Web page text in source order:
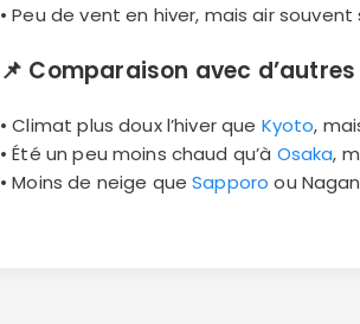
• Peu de vent en hiver, mais air souvent
📌 Comparaison avec
• Climat plus doux l’hiver que Kyoto,
• Été un peu moins chaud qu’à Osaka,
• Moins de neige queSapporo ou